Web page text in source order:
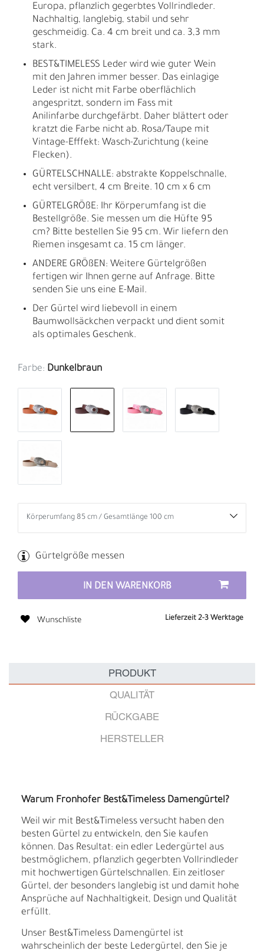
Europa, pflanzlich gegerbtes Vollrindleder.
Nachhaltig, langlebig, stabil und sehr
geschmeidig. Ca. 4 cm breit und ca. 3,3 mm
stark.
BEST&TIMELESS Leder wird wie guter Wein
mit den Jahren immer besser. Das einlagige
Leder ist nicht mit Farbe oberflächlich
angespritzt, sondern im Fass mit
Anilinfarbe durchgefärbt. Daher blättert oder
kratzt die Farbe nicht ab. Rosa/Taupe mit
Vintage-Efffekt: Wasch-Zurichtung (keine
Flecken).
GÜRTELSCHNALLE: abstrakte Koppelschnalle,
echt versilbert, 4 cm Breite. 10 cm x 6 cm
GÜRTELGRÖßE: Ihr Körperumfang ist die
Bestellgröße. Sie messen um die Hüfte 95
cm? Bitte bestellen Sie 95 cm. Wir liefern den
Riemen insgesamt ca. 15 cm länger.
ANDERE GRÖßEN: Weitere Gürtelgrößen
fertigen wir Ihnen gerne auf Anfrage. Bitte
senden Sie uns eine E-Mail.
Der Gürtel wird liebevoll in einem
Baumwollsäckchen verpackt und dient somit
als optimales Geschenk.
Farbe: Dunkelbraun
Gürtelgröße messen
IN DEN WARENKORB
Wunschliste Lieferzeit 2-3 Werktage
PRODUKT
QUALITÄT
RÜCKGABE
HERSTELLER
Warum Fronhofer Best&Timeless Damengürtel?
Weil wir mit Best&Timeless versucht haben den
besten Gürtel zu entwickeln, den Sie kaufen
können. Das Resultat: ein edler Ledergürtel aus
bestmöglichem, pflanzlich gegerbten Vollrindleder
mit hochwertigen Gürtelschnallen. Ein zeitloser
Gürtel, der besonders langlebig ist und damit hohe
Ansprüche auf Nachhaltigkeit, Design und Qualität
erfüllt.
Unser Best&Timeless Damengürtel ist
wahrscheinlich der beste Ledergürtel, den Sie je